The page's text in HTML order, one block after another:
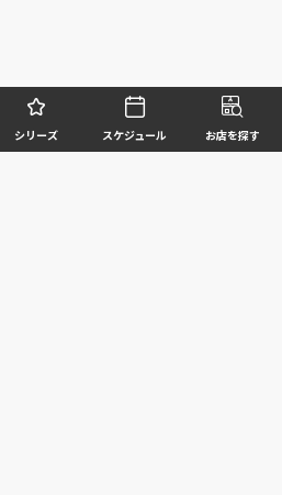
シリーズ スケジュール お店を探す